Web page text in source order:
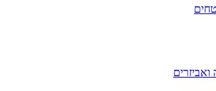
ואביזרים